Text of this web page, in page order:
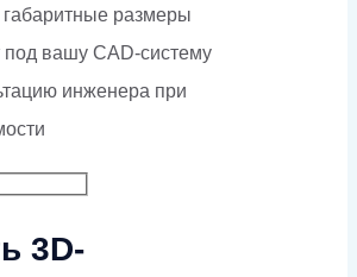
размеры
вашу CAD-систему
инженера при
3D-